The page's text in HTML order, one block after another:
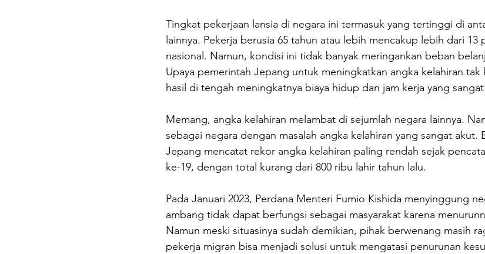
Tingkat pekerjaan lansia di negara ini termasuk yang tertinggi di
lainnya. Pekerja berusia 65 tahun atau lebih mencakup lebih dari 13
nasional. Namun, kondisi ini tidak banyak meringankan beban
Upaya pemerintah Jepang untuk meningkatkan angka kelahiran
hasil di tengah meningkatnya biaya hidup dan jam kerja yang
Memang, angka kelahiran melambat di sejumlah negara lainnya.
sebagai negara dengan masalah angka kelahiran yang sangat akut.
Jepang mencatat rekor angka kelahiran paling rendah sejak
ke-19, dengan total kurang dari 800 ribu lahir tahun lalu.
Pada Januari 2023, Perdana Menteri Fumio Kishida menyinggung
ambang tidak dapat berfungsi sebagai masyarakat karena
Namun meski situasinya sudah demikian, pihak berwenang masih
pekerja migran bisa menjadi solusi untuk mengatasi penurunan